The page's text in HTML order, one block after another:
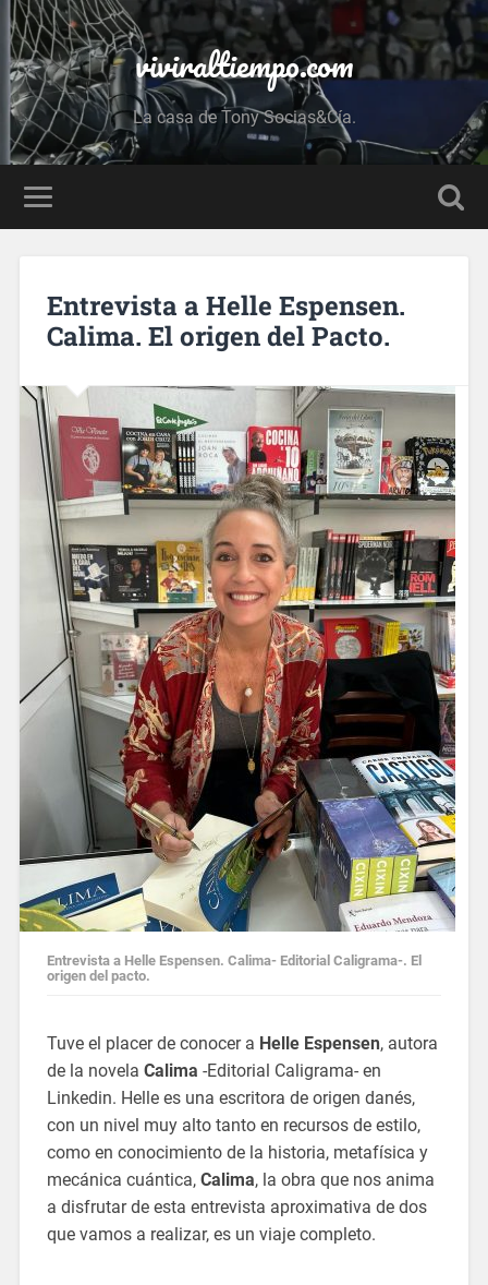
viviraltiempo.com
La casa de Tony Socias&Cía.
Entrevista a Helle Espensen.
Calima. El origen del Pacto.
Entrevista a Helle Espensen. Calima- Editorial Caligrama-. El
origen del pacto.
Tuve el placer de conocer a Helle Espensen, autora
de la novela Calima -Editorial Caligrama- en
Linkedin. Helle es una escritora de origen danés,
con un nivel muy alto tanto en recursos de estilo,
como en conocimiento de la historia, metafísica y
mecánica cuántica, Calima, la obra que nos anima
a disfrutar de esta entrevista aproximativa de dos
que vamos a realizar, es un viaje completo.